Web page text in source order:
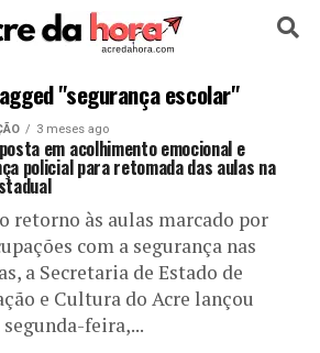
ESPORTE
NOTÍCIA MUNDO
"segurança escolar"
3 meses ago
em acolhimento emocional e
policial para retomada das aulas na
retorno às aulas marcado por
com a segurança nas
a Secretaria de Estado de
e Cultura do Acre lançou
segunda-feira,...